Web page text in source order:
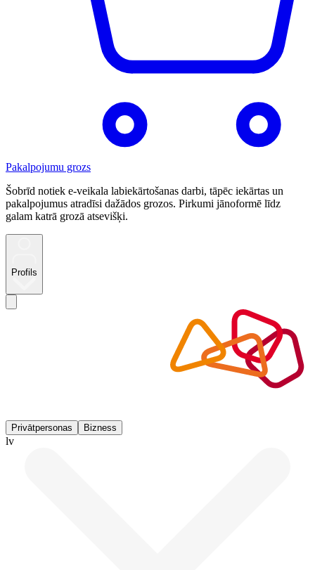
Pakalpojumu grozs
Šobrīd notiek e-veikala labiekārtošanas darbi, tāpēc iekārtas un
pakalpojumus atradīsi dažādos grozos. Pirkumi jānoformē līdz
galam katrā grozā atsevišķi.
Profils
Privātpersonas Bizness
lv